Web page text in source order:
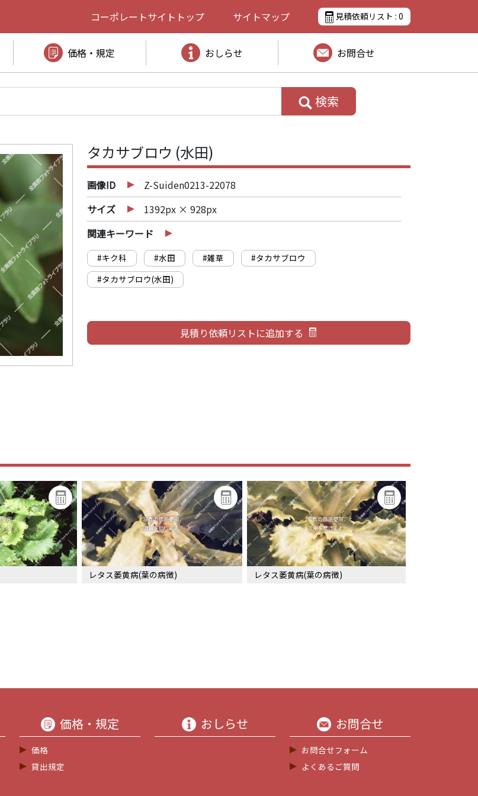
コーポレートサイト トップ サイトマップ 見積依頼リスト : 0
価格・規定 おしらせ お問合せ
検索
タカサブロウ (水田)
画像ID
Z-Suiden0213-22078
サイズ
1392px × 928px
関連キーワード
#キク科 #水田 #雑草
#タカサブロウ
#タカサブロウ(水田)
レタス萎黄病(葉の病徴) レタス萎黄病(葉の病徴)
価格・規定
価格
貸出規定
おしらせ お問合せ
お問合せフォーム
よくあるご質問